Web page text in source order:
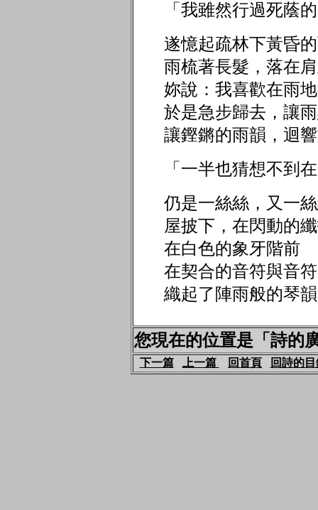
「我雖然行過死蔭
遂憶起疏林下黃昏的
雨梳著長髮，落在肩
妳說：我喜歡
於是急步歸去，讓雨
讓鏗鏘的雨韻，迴響
「一半也猜想不到在
仍是一絲絲，
屋披下，在閃動的纖
在白色的象牙階前
在契合的音符與音
織起了陣雨般的琴韻
您現在的位置是「詩的
下一篇 上一篇 回首頁 回詩的目